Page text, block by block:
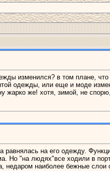
изменился? в том плане, что
одежды, или еще и моде
жарко же! хотя, зимой, не
равнялась на его одежду.
Но "на людях"все ходили в
недаром наиболее бежные